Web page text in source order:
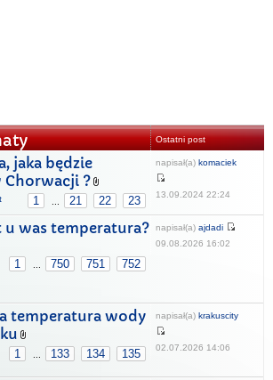
Ostatni post
jaka będzie
Chorwacji ?
1 21 22 23
napisał(a) komaciek
13.09.2024 22:24
u was temperatura?
1 750 751 752
napisał(a) ajdadi
09.08.2026 16:02
temperatura wody
1 133 134 135
napisał(a) krakuscity
02.07.2026 14:06